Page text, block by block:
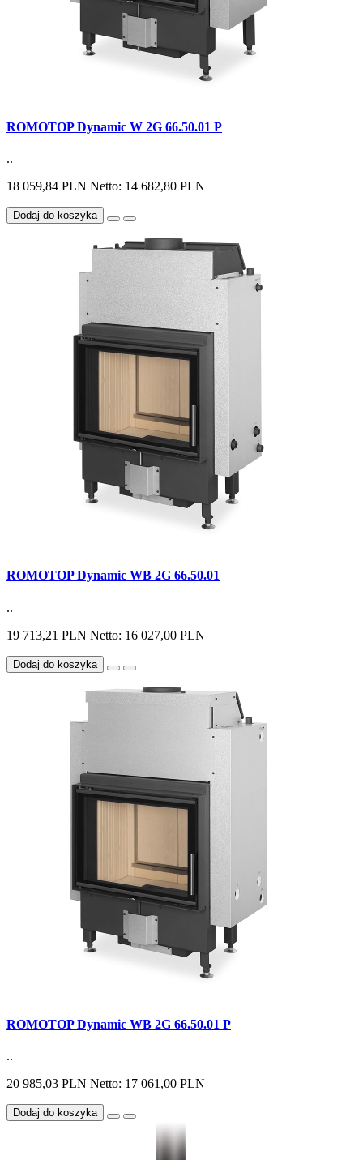
ROMOTOP Dynamic W 2G 66.50.01 P
..
18 059,84 PLN Netto: 14 682,80 PLN
Dodaj do koszyka
ROMOTOP Dynamic WB 2G 66.50.01
..
19 713,21 PLN Netto: 16 027,00 PLN
Dodaj do koszyka
ROMOTOP Dynamic WB 2G 66.50.01 P
..
20 985,03 PLN Netto: 17 061,00 PLN
Dodaj do koszyka